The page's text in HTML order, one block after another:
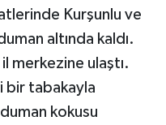
Kurşunlu ve
altında kaldı.
il merkezine ulaştı.
bir tabakayla
kokusu